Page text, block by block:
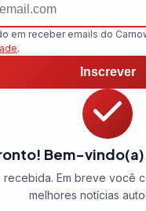
C3 Aircross 2027:
em receber emails do
.
Inscrever
Bem-vindo(a)
recebida. Em breve você
melhores notícias